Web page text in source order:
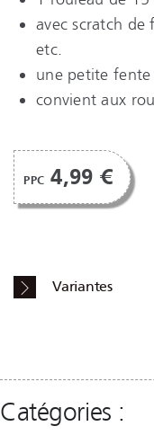
avec scratch de
etc.
une petite fente
convient aux
PPC 4,99 €
Variantes
Catégories :